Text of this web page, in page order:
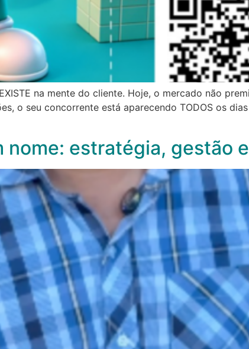
na mente do cliente. Hoje, o mercado não
o seu concorrente está aparecendo TODOS os
estratégia, gestão